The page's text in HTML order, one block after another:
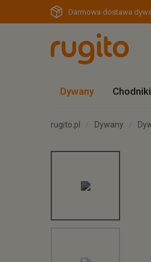
Darmowa dostawa
Dywany Chodniki
rugito.pl Dywany